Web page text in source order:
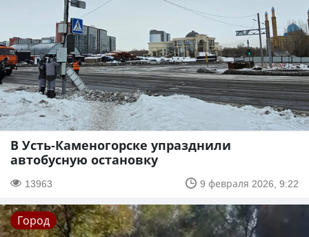
В Усть-Каменогорске упразднили
автобусную остановку
13963 9 февраля 2026, 9:22
Город